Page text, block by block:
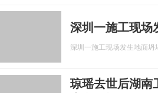
深圳一施工现场
深圳一施工现场发生地面坍
琼瑶去世后湖南